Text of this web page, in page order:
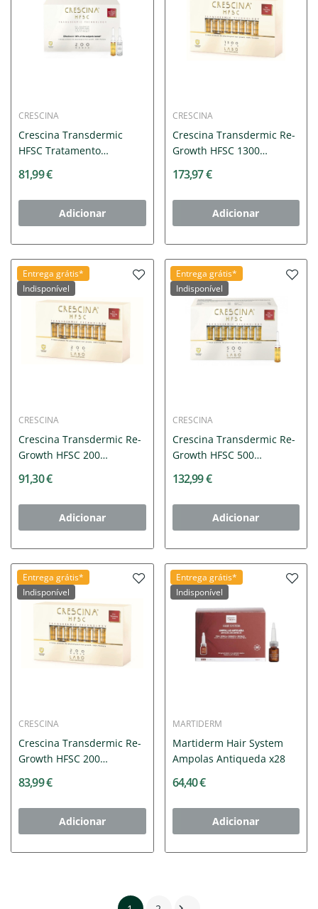
CRESCINA
Crescina Transdermic
HFSC Tratamento
81,99 €
Adicionar
CRESCINA
Crescina Transdermic Re-
Growth HFSC 1300
173,97 €
Adicionar
Entrega grátis*
Indisponível
CRESCINA
Crescina Transdermic Re-
Growth HFSC 200
91,30 €
Adicionar
Entrega grátis*
Indisponível
CRESCINA
Crescina Transdermic Re-
Growth HFSC 500
132,99 €
Adicionar
Entrega grátis*
Indisponível
CRESCINA
Crescina Transdermic Re-
Growth HFSC 200
83,99 €
Adicionar
Entrega grátis*
Indisponível
MARTIDERM
Martiderm Hair System
Ampolas Antiqueda x28
64,40 €
Adicionar